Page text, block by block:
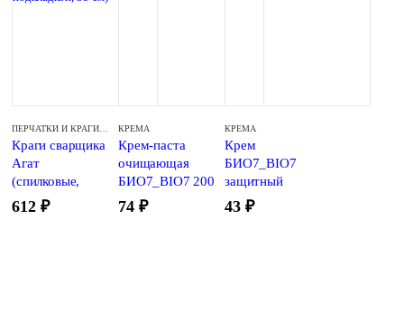
Краги сварщика
Агат
(спилковые,
черные с
подкладкой, 35
612 ₽
КРЕМА
Крем-паста
очищающая
БИО7_BIO7 200
мл
74 ₽
КРЕМА
Крем
БИО7_BIO7
защитный
гидрофильный
100мл
43 ₽